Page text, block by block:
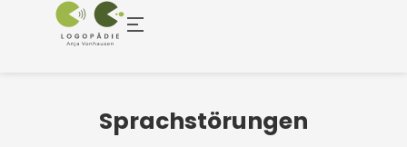
Sprachstörungen